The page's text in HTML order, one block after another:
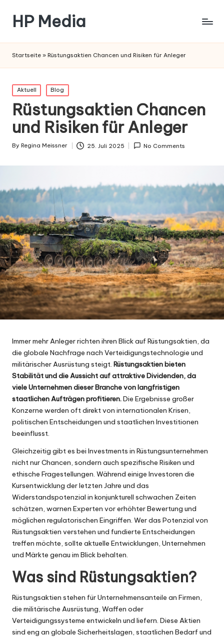
HP Media
Startseite » Rüstungsaktien Chancen und Risiken für Anleger
Posted
in
Aktuell Blog
Rüstungsaktien Chancen
und Risiken für Anleger
Posted
By Regina Meissner 25. Juli 2025 No Comments
Immer mehr Anleger richten ihren Blick auf Rüstungsaktien, da
die globale Nachfrage nach Verteidigungstechnologie und
militärischer Ausrüstung steigt. Rüstungsaktien bieten
Stabilität und die Aussicht auf attraktive Dividenden, da
viele Unternehmen dieser Branche von langfristigen
staatlichen Aufträgen profitieren.Die Ergebnisse großer
Konzerne werden oft direkt von internationalen Krisen,
politischen Entscheidungen und staatlichen Investitionen
beeinflusst.
Gleichzeitig gibt es bei Investments in Rüstungsunternehmen
nicht nur Chancen, sondern auch spezifische Risiken und
ethische Fragestellungen. Während einige Investoren die
Kursentwicklung der letzten Jahre und das
Widerstandspotenzial in konjunkturell schwachen Zeiten
schätzen, warnen Experten vor erhöhter Bewertung und
möglichen regulatorischen Eingriffen. Wer das Potenzial von
Rüstungsaktien verstehen und fundierte Entscheidungen
treffen möchte, sollte aktuelle Entwicklungen, Unternehmen
und Märkte genau im Blick behalten.
Was sind Rüstungsaktien?
Rüstungsaktien stehen für Unternehmensanteile an Firmen,
die militärische Ausrüstung, Waffen oder
Verteidigungssysteme entwickeln und liefern. Diese Aktien
sind eng an globale Sicherheitslagen, staatlichen Bedarf und